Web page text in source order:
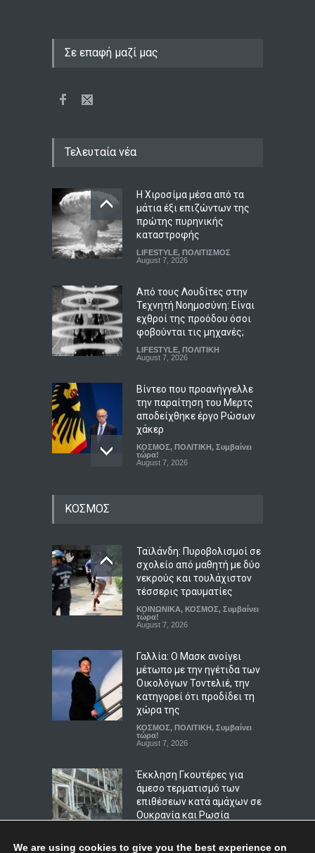
Σε επαφή μαζί μας
Τελευταία νέα
Η Χιροσίμα μέσα από τα
μάτια έξι επιζώντων της
πρώτης πυρηνικής
καταστροφής
LIFESTYLE, ΠΟΛΙΤΙΣΜΟΣ
August 7, 2026
Από τους Λουδίτες στην
Τεχνητή Νοημοσύνη: Είναι
εχθροί της προόδου όσοι
φοβούνται τις μηχανές;
LIFESTYLE, ΠΟΛΙΤΙΚΗ
August 7, 2026
Βίντεο που προανήγγελλε
την παραίτηση του Μερτς
αποδείχθηκε έργο Ρώσων
χάκερ
ΚΟΣΜΟΣ, ΠΟΛΙΤΙΚΗ, Συμβαίνει
τώρα!
August 7, 2026
ΠΟΛΙΤΙΚΗ ,Συμβαίνει τώρα!
August 7, 2026
Σοκ στην Κρήτη: Τουρίστας
ζήτησε τιμή για να
αγοράσει ανήλικο κορίτσι
ΚΟΣΜΟΣ
Ταϊλάνδη: Πυροβολισμοί σε
σχολείο από μαθητή με δύο
νεκρούς και τουλάχιστον
τέσσερις τραυματίες
ΚΟΙΝΩΝΙΚΑ, ΚΟΣΜΟΣ, Συμβαίνει
τώρα!
August 7, 2026
Γαλλία: Ο Μασκ ανοίγει
μέτωπο με την ηγέτιδα των
Οικολόγων Τοντελιέ, την
κατηγορεί ότι προδίδει τη
χώρα της
ΚΟΣΜΟΣ, ΠΟΛΙΤΙΚΗ, Συμβαίνει
τώρα!
August 7, 2026
Έκκληση Γκουτέρες για
άμεσο τερματισμό των
επιθέσεων κατά αμάχων σε
Ουκρανία και Ρωσία
We are using cookies to give you the best experience on